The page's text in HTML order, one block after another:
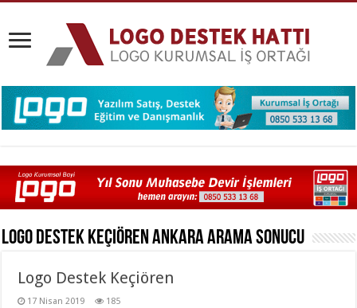
Logo Destek Keçiören AnkaraArama Sonucu
Logo Destek Keçiören
17 Nisan 2019 185